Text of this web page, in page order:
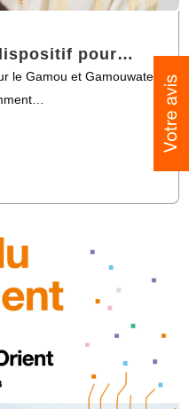
pour…
le Gamou et Gamouwate